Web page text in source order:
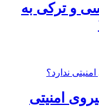
و ترکی به
امنیتی